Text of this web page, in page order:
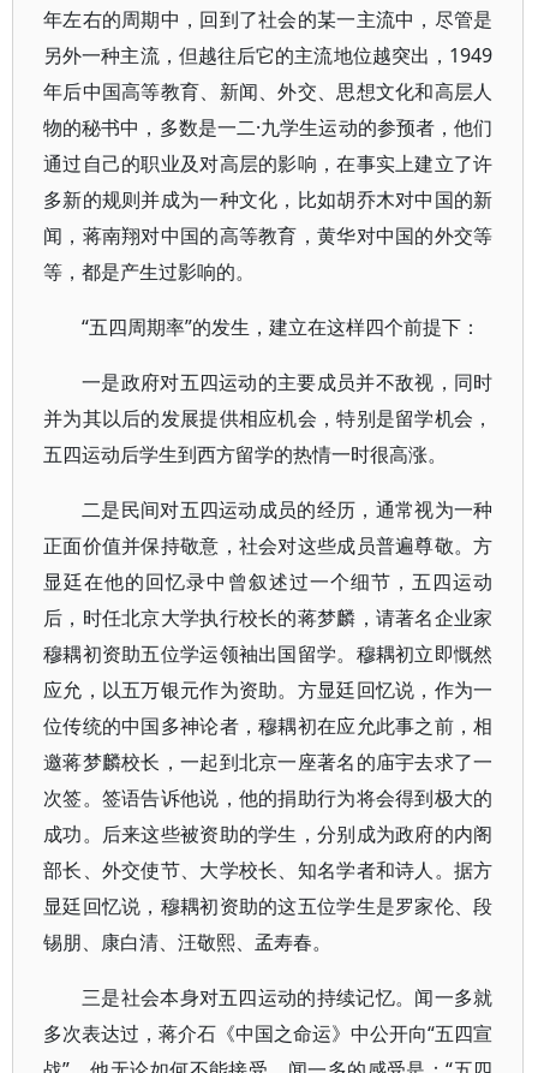
年左右的周期中，回到了社会的某一主流中，尽管是
另外一种主流，但越往后它的主流地位越突出，1949
年后中国高等教育、新闻、外交、思想文化和高层人
物的秘书中，多数是一二·九学生运动的参预者，他们
通过自己的职业及对高层的影响，在事实上建立了许
多新的规则并成为一种文化，比如胡乔木对中国的新
闻，蒋南翔对中国的高等教育，黄华对中国的外交等
等，都是产生过影响的。
“五四周期率”的发生，建立在这样四个前提下：
一是政府对五四运动的主要成员并不敌视，同时
并为其以后的发展提供相应机会，特别是留学机会，
五四运动后学生到西方留学的热情一时很高涨。
二是民间对五四运动成员的经历，通常视为一种
正面价值并保持敬意，社会对这些成员普遍尊敬。方
显廷在他的回忆录中曾叙述过一个细节，五四运动
后，时任北京大学执行校长的蒋梦麟，请著名企业家
穆耦初资助五位学运领袖出国留学。穆耦初立即慨然
应允，以五万银元作为资助。方显廷回忆说，作为一
位传统的中国多神论者，穆耦初在应允此事之前，相
邀蒋梦麟校长，一起到北京一座著名的庙宇去求了一
次签。签语告诉他说，他的捐助行为将会得到极大的
成功。后来这些被资助的学生，分别成为政府的内阁
部长、外交使节、大学校长、知名学者和诗人。据方
显廷回忆说，穆耦初资助的这五位学生是罗家伦、段
锡朋、康白清、汪敬熙、孟寿春。
三是社会本身对五四运动的持续记忆。闻一多就
多次表达过，蒋介石《中国之命运》中公开向“五四宣